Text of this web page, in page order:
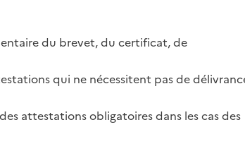
du brevet, du certificat, de
qui ne nécessitent pas de
attestations obligatoires dans les cas des